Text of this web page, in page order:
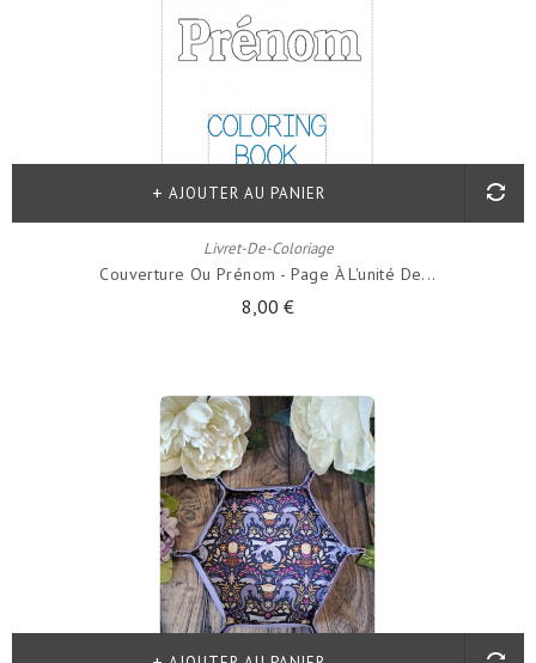
Livret-De-Coloriage
Couverture Ou Prénom - Page À L'unité De...
8,00 €
AJOUTER AU PANIER